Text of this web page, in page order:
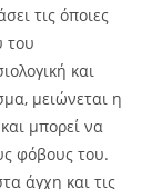
τις όποιες
του
και
μειώνεται η
μπορεί να
φόβους του.
άγχη και τις